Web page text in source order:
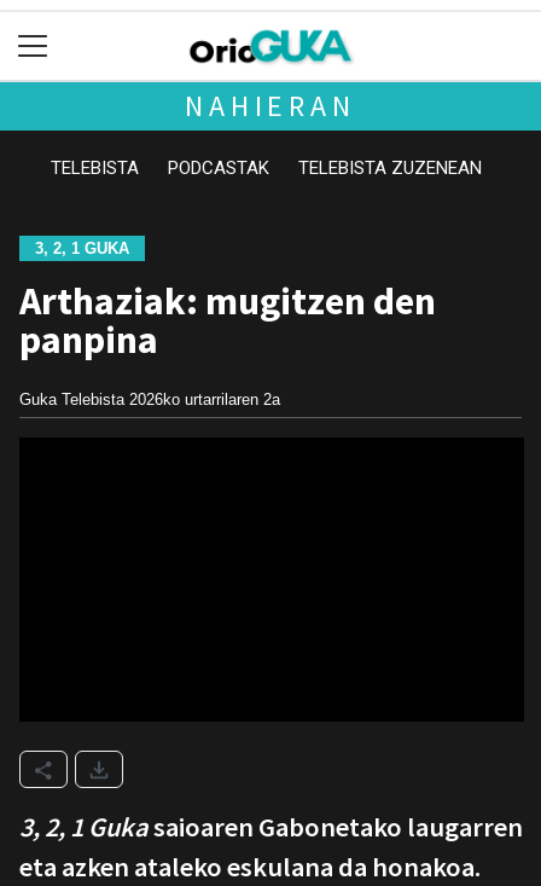
NAHIERAN
TELEBISTA PODCASTAK TELEBISTA ZUZENEAN
3, 2, 1 GUKA
Arthaziak: mugitzen den
panpina
Guka Telebista 2026ko urtarrilaren 2a
3, 2, 1 Gukasaioaren Gabonetako laugarren
eta azken ataleko eskulana da honakoa.